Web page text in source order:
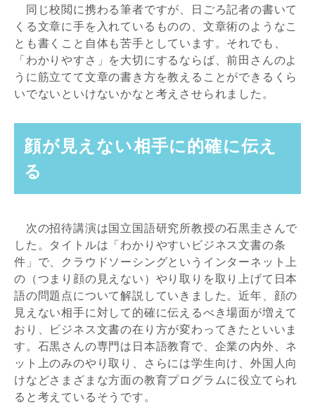
同じ校閲に携わる筆者ですが、日ごろ記者の書いて
くる文章に手を入れているものの、文章術のようなこ
とも書くこと自体も苦手としています。それでも、
「わかりやすさ」を大切にするならば、前田さんのよ
うに筋立てて文章の書き方を教えることができるくら
いでないといけないかなと考えさせられました。
顔が見えない相手に的確に伝え
る
次の招待講演は国立国語研究所教授の石黒圭さんで
した。タイトルは「わかりやすいビジネス文書の条
件」で、クラウドソーシングというインターネット上
の（つまり顔の見えない）やり取りを取り上げて日本
語の問題点について解説していきました。近年、顔の
見えない相手に対して的確に伝えるべき場面が増えて
おり、ビジネス文書の在り方が変わってきたといいま
す。石黒さんの専門は日本語教育で、企業の内外、ネ
ット上のみのやり取り、さらには学生向け、外国人向
けなどさまざまな方面の教育プログラムに役立てられ
ると考えているそうです。